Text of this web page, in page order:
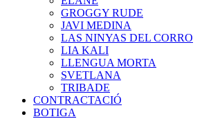
GROGGY RUDE
JAVI MEDINA
LAS NINYAS DEL CORRO
LIA KALI
LLENGUA MORTA
SVETLANA
TRIBADE
CONTRACTACIÓ
BOTIGA